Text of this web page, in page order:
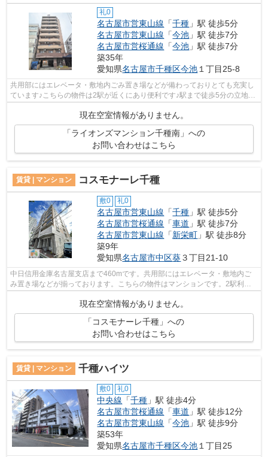
礼0
名古屋市営東山線 「千種 」駅 徒歩5分
名古屋市営東山線 「今池 」駅 徒歩7分
名古屋市営桜通線 「今池 」駅 徒歩7分
築35年
愛知県名古屋市千種区今池１丁目25-8
共用部にはエレベータ・敷地内ごみ置き場などが備わっておりとても充実し
ています♪こちらの物件は2駅が近くにあり便利です♪駅まで徒歩5分の立地が
現在空室情報がありません。
「ライオンズマンション千種南」への
お問い合わせはこちら
賃貸 | マンション コスモナーレ千種
敷0 礼0
名古屋市営東山線 「千種 」駅 徒歩5分
名古屋市営桜通線 「車道 」駅 徒歩7分
名古屋市営東山線 「新栄町 」駅 徒歩8分
築9年
愛知県名古屋市中区葵３丁目21-10
中日信用金庫名古屋支店まで460mです。共用部にはエレベータ・敷地内ご
み置き場などが揃っております。こちらの物件はマンションです。2駅利用
できる場所にあるので利便性が高いです。...
現在空室情報がありません。
「コスモナーレ千種」への
お問い合わせはこちら
賃貸 | マンション 千種ハイツ
敷0 礼0
中央線 「千種 」駅 徒歩4分
名古屋市営桜通線 「車道 」駅 徒歩12分
名古屋市営東山線 「今池 」駅 徒歩9分
築53年
愛知県名古屋市千種区今池１丁目25